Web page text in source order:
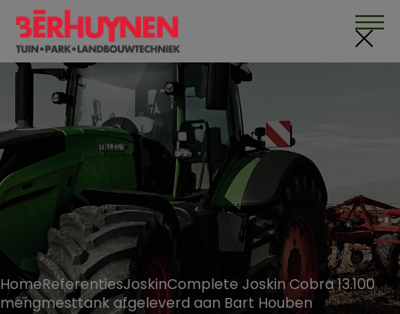
the
content
HomeReferentiesJoskinComplete Joskin Cobra 13.100
mengmesttank afgeleverd aan Bart Houben